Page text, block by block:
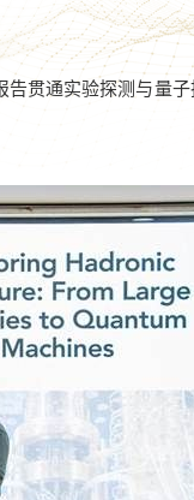
贯通实验探测与量